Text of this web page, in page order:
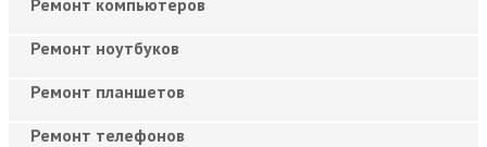
Ремонт ноутбуков
Ремонт планшетов
Ремонт телефонов